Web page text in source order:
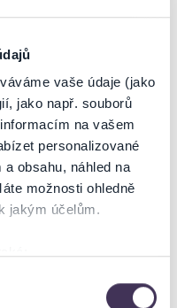
vaše údaje (jako
jako např. souborů
na vašem
personalizované
obsahu, náhled na
možnosti ohledně
jakým účelům.
metrů
tie naše ženy